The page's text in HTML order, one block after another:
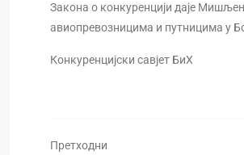
Закона о конкуренцији даје
авиопревозницима и путницима у
Конкуренцијски савјет БиХ
Претходни